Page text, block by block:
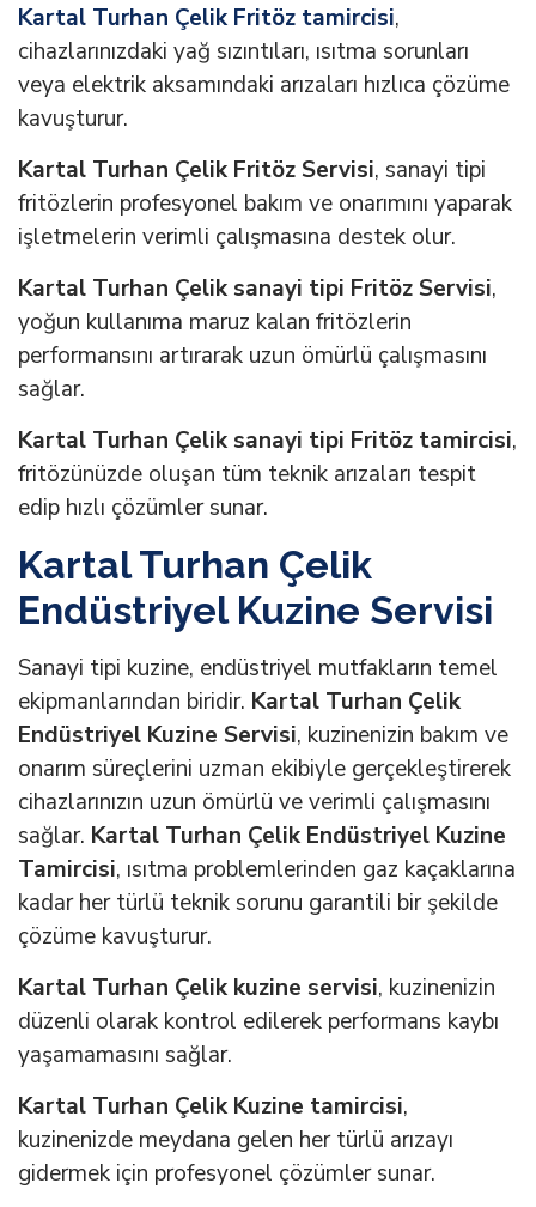
Kartal Turhan Çelik Fritöz tamircisi,
cihazlarınızdaki yağ sızıntıları, ısıtma sorunları
veya elektrik aksamındaki arızaları hızlıca çözüme
kavuşturur.
Kartal Turhan Çelik Fritöz Servisi, sanayi tipi
fritözlerin profesyonel bakım ve onarımını yaparak
işletmelerin verimli çalışmasına destek olur.
Kartal Turhan Çelik sanayi tipi Fritöz Servisi,
yoğun kullanıma maruz kalan fritözlerin
performansını artırarak uzun ömürlü çalışmasını
sağlar.
Kartal Turhan Çelik sanayi tipi Fritöz tamircisi,
fritözünüzde oluşan tüm teknik arızaları tespit
edip hızlı çözümler sunar.
Kartal Turhan Çelik
Endüstriyel Kuzine Servisi
Sanayi tipi kuzine, endüstriyel mutfakların temel
ekipmanlarından biridir. Kartal Turhan Çelik
Endüstriyel Kuzine Servisi, kuzinenizin bakım ve
onarım süreçlerini uzman ekibiyle gerçekleştirerek
cihazlarınızın uzun ömürlü ve verimli çalışmasını
sağlar. Kartal Turhan Çelik Endüstriyel Kuzine
Tamircisi, ısıtma problemlerinden gaz kaçaklarına
kadar her türlü teknik sorunu garantili bir şekilde
çözüme kavuşturur.
Kartal Turhan Çelik kuzine servisi, kuzinenizin
düzenli olarak kontrol edilerek performans kaybı
yaşamamasını sağlar.
Kartal Turhan Çelik Kuzine tamircisi,
kuzinenizde meydana gelen her türlü arızayı
gidermek için profesyonel çözümler sunar.